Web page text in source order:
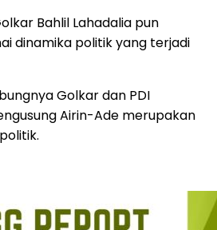
Bahlil Lahadalia pun
dinamika politik yang terjadi
Golkar dan PDI
Airin-Ade merupakan